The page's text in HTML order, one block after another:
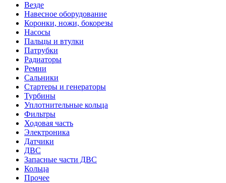
Везде
Навесное оборудование
Коронки, ножи, бокорезы
Насосы
Пальцы и втулки
Патрубки
Радиаторы
Ремни
Сальники
Стартеры и генераторы
Турбины
Уплотнительные кольца
Фильтры
Ходовая часть
Электроника
Датчики
ДВС
Запасные части ДВС
Кольца
Прочее